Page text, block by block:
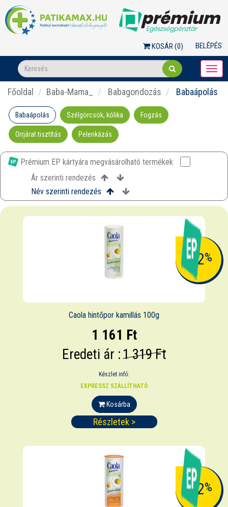
KOSÁR (0) BELÉPÉS
Főoldal Baba-Mama_ Babagondozás Babaápolás
Babaápolás Szélgörcsök, kólika Fogzás
Orrjárat tisztítás Pelenkázás
Prémium EP kártyára megvásárolható termékek
Ár szerinti rendezés
Név szerinti rendezés
-12%
Caola hintőpor kamillás 100g
1 161 Ft
Eredeti ár :1 319 Ft
Készlet infó:
EXPRESSZ SZÁLLÍTHATÓ
Kosárba
Részletek >
-12%